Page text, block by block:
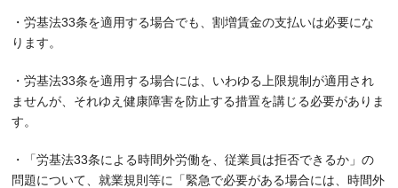
・労基法33条を適用する場合でも、割増賃金の支払いは必要にな
ります。
・労基法33条を適用する場合には、いわゆる上限規制が適用され
ませんが、それゆえ健康障害を防止する措置を講じる必要がありま
す。
・「労基法33条による時間外労働を、従業員は拒否できるか」の
問題について、就業規則等に「緊急で必要がある場合には、時間外